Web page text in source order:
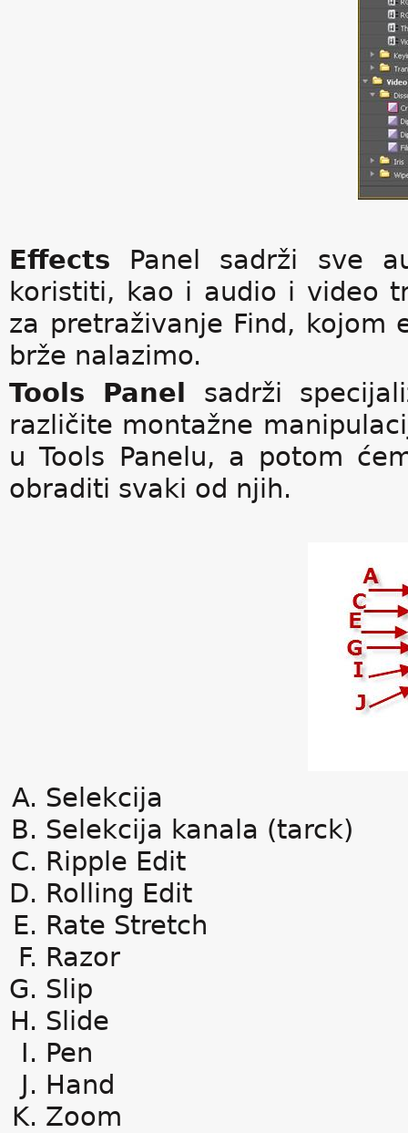
Effects Panel sadrži sve
koristiti, kao i audio i video
za pretraživanje Find, kojom
brže nalazimo.
Tools Panel
sadrži
različite montažne
u Tools Panelu, a potom
obraditi svaki od njih.
Selekcija
Selekcija kanala (tarck)
Ripple Edit
Rolling Edit
Rate Stretch
Razor
Slip
Slide
Pen
Hand
Zoom